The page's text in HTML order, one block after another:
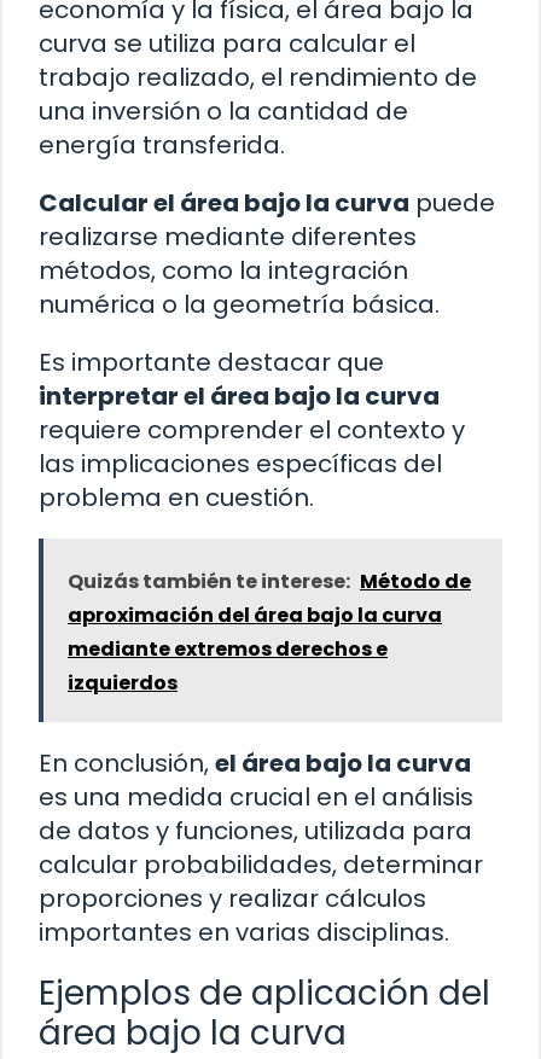
economía y la física, el área bajo la
curva se utiliza para calcular el
trabajo realizado, el rendimiento de
una inversión o la cantidad de
energía transferida.
Calcular el área bajo la curva puede
realizarse mediante diferentes
métodos, como la integración
numérica o la geometría básica.
Es importante destacar que
interpretar el área bajo la curva
requiere comprender el contexto y
las implicaciones específicas del
problema en cuestión.
Quizás también te interese: Método de
aproximación del área bajo la curva
mediante extremos derechos e
izquierdos
En conclusión,el área bajo la curva
es una medida crucial en el análisis
de datos y funciones, utilizada para
calcular probabilidades, determinar
proporciones y realizar cálculos
importantes en varias disciplinas.
Ejemplos de aplicación del
área bajo la curva